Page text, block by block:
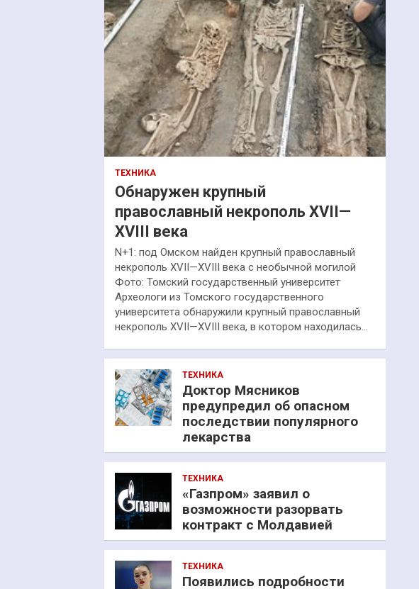
ТЕХНИКА
Обнаружен крупный
православный некрополь XVII—
XVIII века
N+1: под Омском найден крупный православный
некрополь XVII—XVIII века с необычной могилой
Фото: Томский государственный университет
Археологи из Томского государственного
университета обнаружили крупный православный
некрополь XVII—XVIII века, в котором находилась…
ТЕХНИКА
Доктор Мясников
предупредил об опасном
последствии популярного
лекарства
ТЕХНИКА
«Газпром» заявил о
возможности разорвать
контракт с Молдавией
ТЕХНИКА
Появились подробности